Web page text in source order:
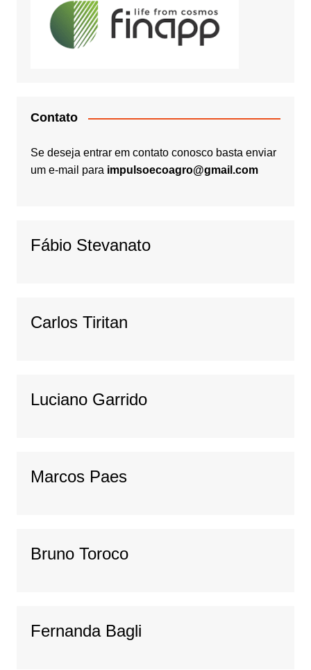
Contato
Se deseja entrar em contato conosco basta enviar
um e-mail para impulsoecoagro@gmail.com
Fábio Stevanato
Carlos Tiritan
Luciano Garrido
Marcos Paes
Bruno Toroco
Fernanda Bagli